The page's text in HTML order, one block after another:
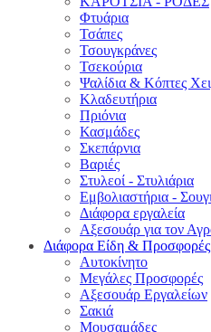
Φτυάρια
Τσάπες
Τσουγκράνες
Τσεκούρια
Ψαλίδια & Κόπτες
Κλαδευτήρια
Πριόνια
Κασμάδες
Σκεπάρνια
Βαριές
Στυλεοί - Στυλιάρια
Εμβολιαστήρια -
Διάφορα εργαλεία
Αξεσουάρ για τον
Διάφορα Είδη & Προσφορές
Αυτοκίνητο
Μεγάλες Προσφορές
Αξεσουάρ Εργαλείων
Σακιά
Μουσαμάδες